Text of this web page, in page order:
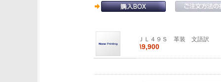
ＪＬ４９Ｓ 革装 文語訳
\9,900